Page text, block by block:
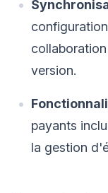
version.
payants
la gestion